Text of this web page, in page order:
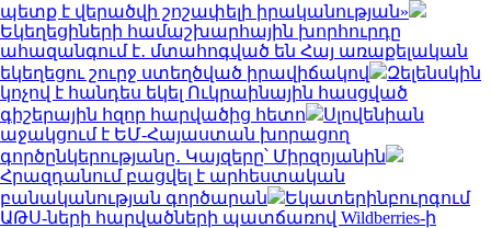
պետք է վերածվի շոշափելի իրականության»
Եկեղեցիների համաշխարհային խորհուրդը
ահազանգում է․ մտահոգված են Հայ առաքելական
եկեղեցու շուրջ ստեղծված իրավիճակով
Զելենսկին
կոչով է հանդես եկել Ուկրաինային հասցված
գիշերային հզոր հարվածից հետո
Սլովենիան
աջակցում է ԵՄ-Հայաստան խորացող
գործընկերությանը․ Կայզերը՝ Միրզոյանին
Հրազդանում բացվել է արհեստական
բանականության գործարան
Եկատերինբուրգում
ԱԹՍ-ների հարվածների պատճառով Wildberries-ի